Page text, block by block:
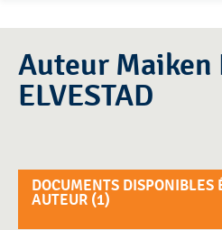
Auteur Maiken BRATT
ELVESTAD
DOCUMENTS DISPONIBLES
AUTEUR (1)